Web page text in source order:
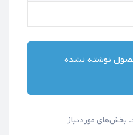
نوشته نشده
بخش‌های موردنیاز